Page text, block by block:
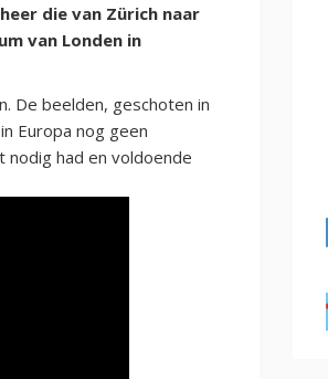
die van Zürich naar
van Londen in
De beelden, geschoten in
Europa nog geen
had en voldoende